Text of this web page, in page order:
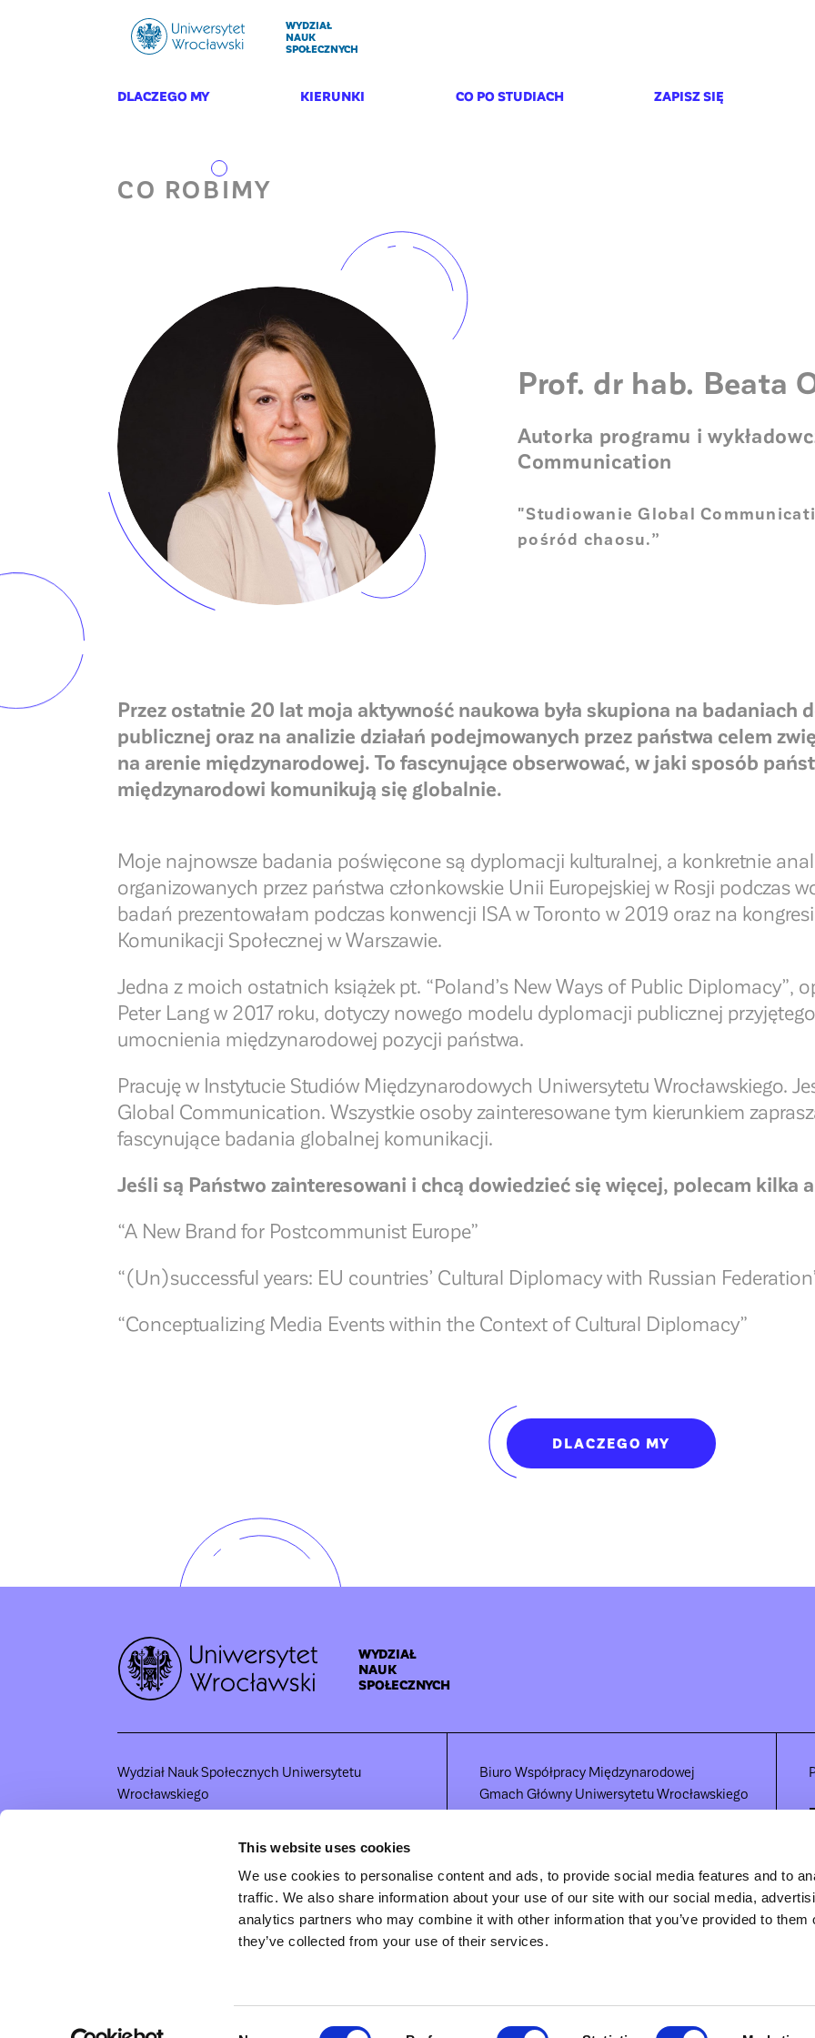
This website uses cookies
We use cookies to personalise content and ads, to provide social media features and to
traffic. We also share information about your use of our site with our social media,
analytics partners who may combine it with other information that you’ve provided to them
they’ve collected from your use of their services.
WYDZIAŁ
NAUK
SPOŁECZNYCH
DLACZEGO MY KIERUNKI CO PO STUDIACH ZAPISZ SIĘ
CO ROBIMY
Prof. dr hab. Beata
Autorka programu i
Communication
"Studiowanie Global
pośród chaosu.”
Przez ostatnie 20 lat moja aktywność naukowa była skupiona na badaniach
publicznej oraz na analizie działań podejmowanych przez państwa celem
na arenie międzynarodowej. To fascynujące obserwować, w jaki sposób
międzynarodowi komunikują się globalnie.
Moje najnowsze badania poświęcone są dyplomacji kulturalnej, a konkretnie
organizowanych przez państwa członkowskie Unii Europejskiej w Rosji podczas
badań prezentowałam podczas konwencji ISA w Toronto w 2019 oraz na
Komunikacji Społecznej w Warszawie.
Jedna z moich ostatnich książek pt. “Poland’s New Ways of Public Diplomacy”,
Peter Lang w 2017 roku, dotyczy nowego modelu dyplomacji publicznej
umocnienia międzynarodowej pozycji państwa.
Pracuję w Instytucie Studiów Międzynarodowych Uniwersytetu Wrocławskiego.
Global Communication. Wszystkie osoby zainteresowane tym kierunkiem
fascynujące badania globalnej komunikacji.
Jeśli są Państwo zainteresowani i chcą dowiedzieć się więcej, polecam kilka
“A New Brand for Postcommunist Europe”
“(Un)successful years: EU countries’ Cultural Diplomacy with Russian
“Conceptualizing Media Events within the Context of Cultural Diplomacy”
DLACZEGO MY
WYDZIAŁ
NAUK
SPOŁECZNYCH
Wydział Nauk Społecznych Uniwersytetu
Wrocławskiego
ul. Koszarowa 3
e-mail: study.socialsciences@uwr.edu.pl
Biuro Współpracy Międzynarodowej
Gmach Główny Uniwersytetu Wrocławskiego
pl. Uniwersytecki 1
tel. +48 71 375 28 77
e-mail: international@uwr.edu.pl